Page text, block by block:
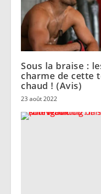
Sous la braise :
charme de cette
chaud ! (Avis)
23 août 2022